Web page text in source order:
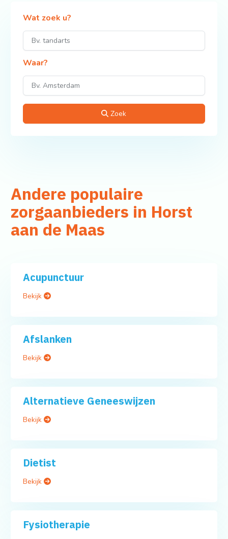
Wat zoek u?
Waar?
Zoek
Andere populaire
zorgaanbieders in Horst
aan de Maas
Acupunctuur
Bekijk
Afslanken
Bekijk
Alternatieve Geneeswijzen
Bekijk
Dietist
Bekijk
Fysiotherapie